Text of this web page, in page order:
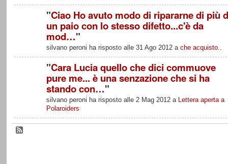
"Ciao Ho avuto modo di ripararne di più
un paio con lo stesso difetto...c'è da
mod…"
silvano peroni ha risposto alle 31 Ago 2012 a che acquisto..
"Cara Lucia quello che dici commuove
pure me... è una senzazione che si ha
stando con…"
silvano peroni ha risposto alle 2 Mag 2012 a Lettera aperta a
Polaroiders